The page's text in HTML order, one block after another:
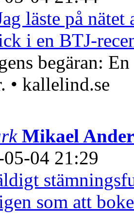
läste på nätet
i en BTJ-
begäran:
• kallelind.se
Mikael
04 21:29
som att